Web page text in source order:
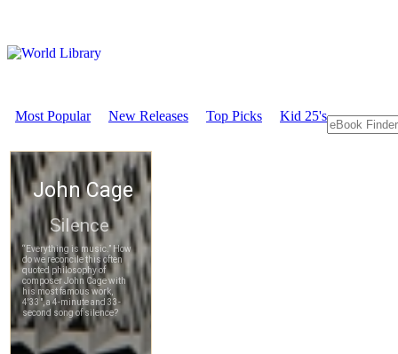
Most Popular New Releases Top Picks Kid 25's